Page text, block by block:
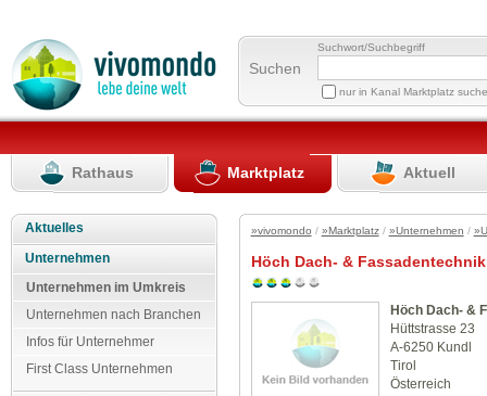
Suchen
Suchwort/Suchbegriff
nur in Kanal Marktplatz
Rathaus Marktplatz Aktuell
Aktuelles
Unternehmen
Unternehmen im Umkreis
Unternehmen nach Branchen
Infos für Unternehmer
First Class Unternehmen
»vivomondo / »Marktplatz/ »Unternehmen /
Höch Dach- & Fassadentechnik
Höch Dach- &
Hüttstrasse 23
A-6250 Kundl
Tirol
Österreich